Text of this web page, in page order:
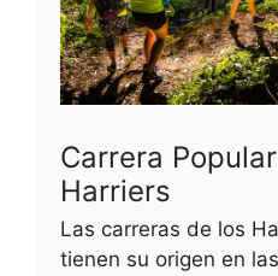
Carrera
Harriers
Las carreras de los
tienen su origen en